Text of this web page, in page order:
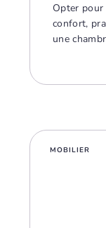
Opter
confort,
une
MOBILIER